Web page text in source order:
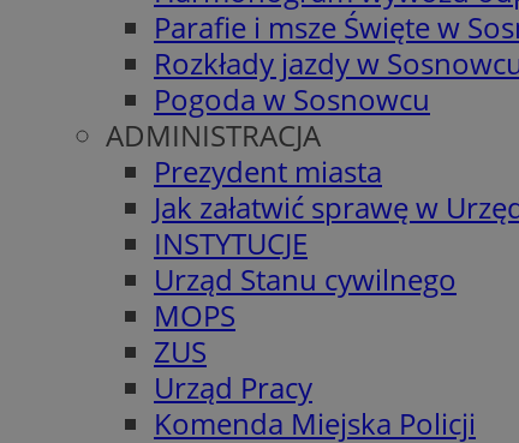
Parafie i msze Święte w
Rozkłady jazdy w
Pogoda w Sosnowcu
ADMINISTRACJA
Prezydent miasta
Jak załatwić sprawę w
INSTYTUCJE
Urząd Stanu cywilnego
MOPS
ZUS
Urząd Pracy
Komenda Miejska Policji